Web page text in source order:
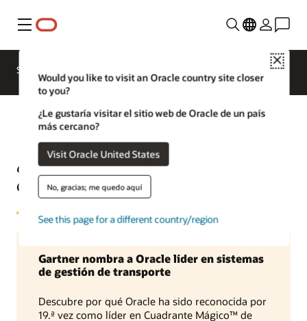
Menú
Close
Would you like to visit an Oracle country site closer
to you?
¿Le gustaría visitar el sitio web de Oracle de un país
más cercano?
Visit Oracle United States
No, gracias; me quedo aquí
See this page for a different country/region
SCM para industrias
¿Qué es un sistema de gestión
del transporte?
Gartner nombra a Oracle líder en sistemas
de gestión de transporte
Descubre por qué Oracle ha sido reconocida por
19.ª vez como líder en Cuadrante Mágico™ de